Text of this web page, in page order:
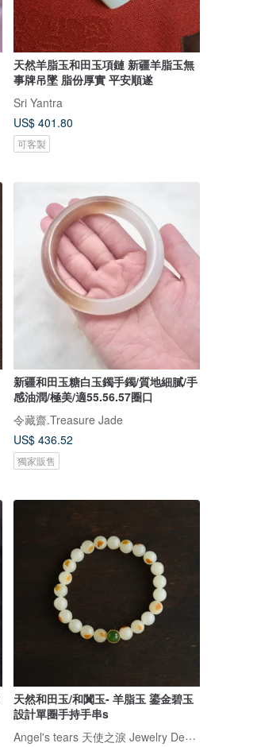
天然羊脂玉和田玉項鏈 新疆羊脂玉無
事牌吊墜 脂份厚實 平安順遂
Sri Yantra
US$ 401.80
可客製
新疆和田玉糖白玉鐲手鐲/質地細膩/手
感油潤/極美/適55.56.57圈口
令藏齋.Treasure Jade
US$ 436.52
獨家販售
天然和田玉/和闐玉- 羊脂玉 鎏金碧玉
設計單圈手持手串s
Angel's tears 天使之淚 Jewelry Design